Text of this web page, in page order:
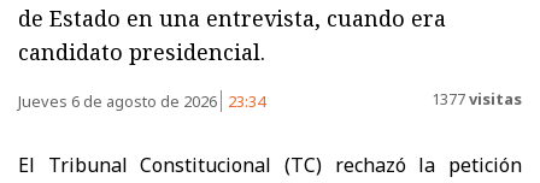
de Estado en una entrevista, cuando era
candidato presidencial.
Jueves 6 de agosto de 2026 23:34 1377visitas
El Tribunal Constitucional (TC) rechazó la petición